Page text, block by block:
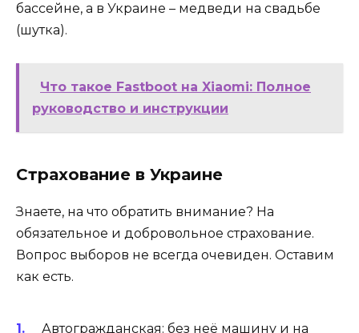
бассейне, а в Украине – медведи на свадьбе
(шутка).
Что такое Fastboot на Xiaomi: Полное
руководство и инструкции
Страхование в Украине
Знаете, на что обратить внимание? На
обязательное и добровольное страхование.
Вопрос выборов не всегда очевиден. Оставим
как есть.
Автогражданская: без неё машину и на